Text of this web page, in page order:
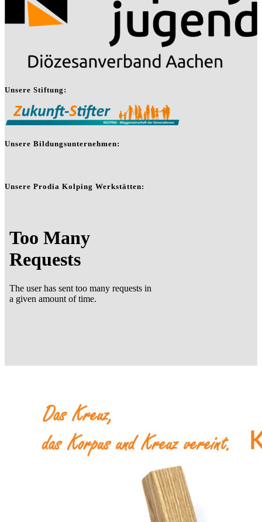
Unsere Stiftung:
Unsere Bildungsunternehmen:
Unsere Prodia Kolping Werkstätten: